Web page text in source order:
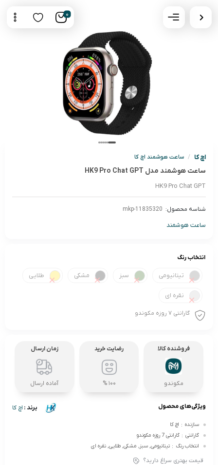
0
اچ کا / ساعت هوشمند اچ کا
ساعت هوشمند مدل HK9 Pro Chat GPT
HK9 Pro Chat GPT
شناسه محصول: mkp-11835320
ساعت هوشمند
انتخاب رنگ
تیتانیومی سبز مشکی طلایی
نقره ای
گارانتی 7 روزه مکوندو
فروشنده کالا
مکوندو
رضایت خرید
100 %
زمان ارسال
آماده ارسال
برند : اچ کا ویژگی‌های محصول
سازنده : اچ کا
گارانتی : گارانتی 7 روزه مکوندو
انتخاب رنگ : تیتانیومی, سبز, مشکی, طلایی, نقره ای
قیمت بهتری سراغ دارید؟